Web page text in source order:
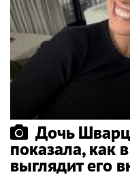
Дочь
показала, как
выглядит его